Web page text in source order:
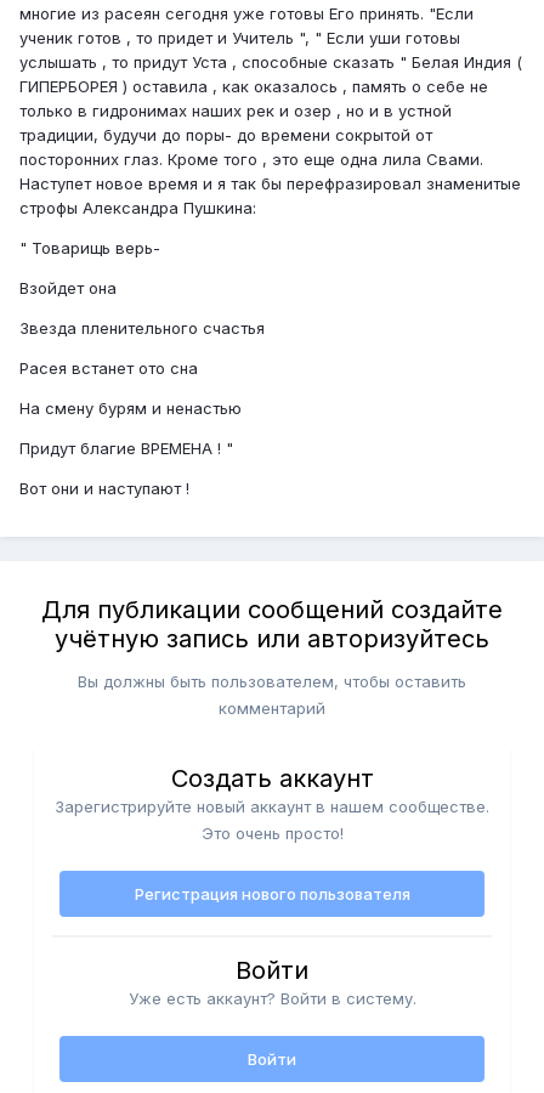
многие из расеян сегодня уже готовы Его принять. "Если
ученик готов , то придет и Учитель ", " Если уши готовы
услышать , то придут Уста , способные сказать " Белая Индия (
ГИПЕРБОРЕЯ ) оставила , как оказалось , память о себе не
только в гидронимах наших рек и озер , но и в устной
традиции, будучи до поры- до времени сокрытой от
посторонних глаз. Кроме того , это еще одна лила Свами.
Наступет новое время и я так бы перефразировал знаменитые
строфы Александра Пушкина:
" Товарищь верь-
Взойдет она
Звезда пленительного счастья
Расея встанет ото сна
На смену бурям и ненастью
Придут благие ВРЕМЕНА ! "
Вот они и наступают !
Для публикации сообщений создайте
учётную запись или авторизуйтесь
Вы должны быть пользователем, чтобы оставить
комментарий
Создать аккаунт
Зарегистрируйте новый аккаунт в нашем сообществе.
Это очень просто!
Регистрация нового пользователя
Войти
Уже есть аккаунт? Войти в систему.
Войти